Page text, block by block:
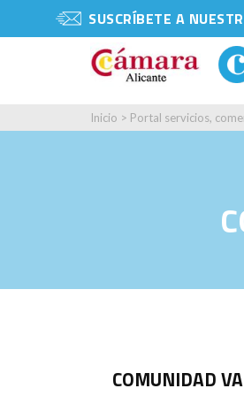
SUSCRÍBETE A
Inicio > Portal servicios,
COMUNIDAD